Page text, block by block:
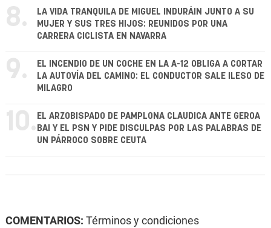
8.
LA VIDA TRANQUILA DE MIGUEL INDURÁIN JUNTO A SU
MUJER Y SUS TRES HIJOS: REUNIDOS POR UNA
CARRERA CICLISTA EN NAVARRA
9.
EL INCENDIO DE UN COCHE EN LA A-12 OBLIGA A CORTAR
LA AUTOVÍA DEL CAMINO: EL CONDUCTOR SALE ILESO DE
MILAGRO
10. EL ARZOBISPADO DE PAMPLONA CLAUDICA ANTE GEROA
BAI Y EL PSN Y PIDE DISCULPAS POR LAS PALABRAS DE
UN PÁRROCO SOBRE CEUTA
COMENTARIOS: Términos y condiciones